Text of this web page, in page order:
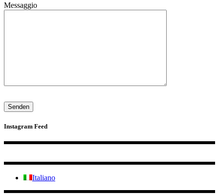
Messaggio
Instagram Feed
Italiano